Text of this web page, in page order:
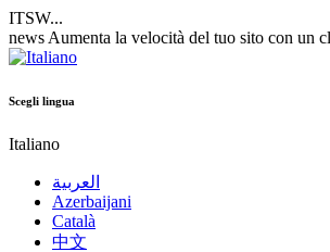
ITSW...
news Aumenta la velocità del tuo sito con un
Scegli lingua
Italiano
العربية
Azerbaijani
Català
中文